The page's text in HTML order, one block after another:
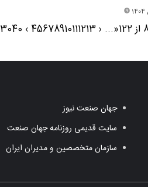
«
...
‹
45678910111213
›
3040
جهان صنعت نیوز
سایت قدیمی روزنامه جهان صنعت
سازمان متخصصین و مدیران ایران